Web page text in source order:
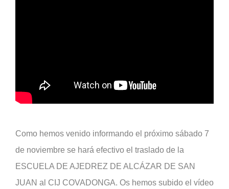
Como hemos venido informando el próximo sábado 7
de noviembre se hará efectivo el traslado de la
ESCUELA DE AJEDREZ DE ALCÁZAR DE SAN
JUAN al CIJ COVADONGA. Os hemos subido el vídeo